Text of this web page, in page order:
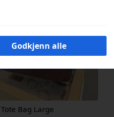
Bag Large
Godkjenn alle